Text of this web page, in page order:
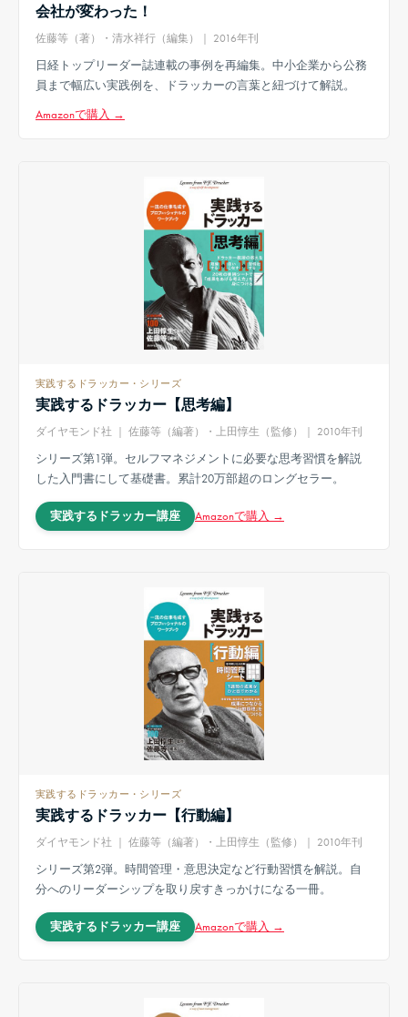
会社が変わった！
佐藤等（著）・清水祥行（編集）｜ 2016年刊
日経トップリーダー誌連載の事例を再編集。中小企業から公務
員まで幅広い実践例を、ドラッカーの言葉と紐づけて解説。
Amazonで購入 →
実践するドラッカー・シリーズ
実践するドラッカー【思考編】
ダイヤモンド社 ｜ 佐藤等（編著）・上田惇生（監修）｜ 2010年刊
シリーズ第1弾。セルフマネジメントに必要な思考習慣を解説
した入門書にして基礎書。累計20万部超のロングセラー。
実践するドラッカー講座 Amazonで購入 →
実践するドラッカー・シリーズ
実践するドラッカー【行動編】
ダイヤモンド社 ｜ 佐藤等（編著）・上田惇生（監修）｜ 2010年刊
シリーズ第2弾。時間管理・意思決定など行動習慣を解説。自
分へのリーダーシップを取り戻すきっかけになる一冊。
実践するドラッカー講座 Amazonで購入 →